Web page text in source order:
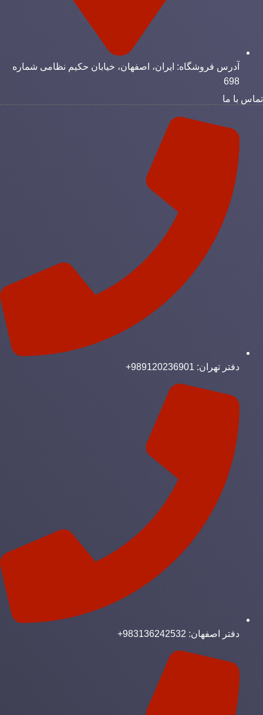
آدرس فروشگاه: ایران، اصفهان، خیابان حکیم نظامی شماره
698
با ما
دفتر تهران: 989120236901+
دفتر اصفهان: 983136242532+